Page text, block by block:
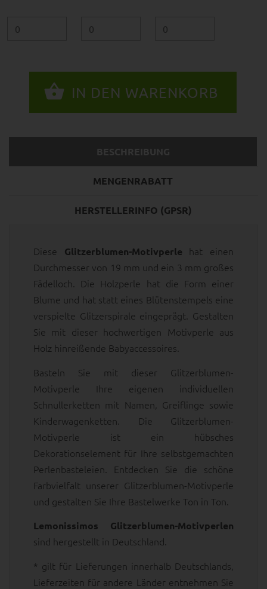
BESCHREIBUNG
MENGENRABATT
HERSTELLERINFO (GPSR)
Diese Glitzerblumen-Motivperle hat einen
Durchmesser von 19 mm und ein 3 mm großes
Fädelloch. Die Holzperle hat die Form einer
Blume und hat statt eines Blütenstempels eine
verspielte Glitzerspirale eingeprägt. Gestalten
Sie mit dieser hochwertigen Motivperle aus
Holz hinreißende Babyaccessoires.
Basteln Sie mit dieser Glitzerblumen-
Motivperle Ihre eigenen individuellen
Schnullerketten mit Namen, Greiflinge sowie
Kinderwagenketten. Die Glitzerblumen-
Motivperle ist ein hübsches
Dekorationselement für Ihre selbstgemachten
Perlenbasteleien. Entdecken Sie die schöne
Farbvielfalt unserer Glitzerblumen-Motivperle
und gestalten Sie Ihre Bastelwerke Ton in Ton.
Lemonissimos Glitzerblumen-Motivperlen
sind hergestellt in Deutschland.
* gilt für Lieferungen innerhalb Deutschlands,
Lieferzeiten für andere Länder entnehmen Sie